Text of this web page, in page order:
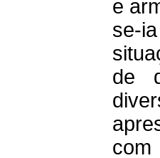
e
se-
de